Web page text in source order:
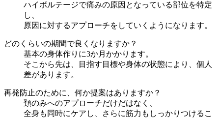
ハイボルテージで痛みの原因となっている部位を特定
し、
原因に対するアプローチをしていくようになります。
どのくらいの期間で良くなりますか？
基本の身体作りに3か月かかります。
そこから先は、目指す目標や身体の状態により、個人
差があります。
再発防止のために、何か提案はありますか？
頚のみへのアプローチだけだはなく、
全身も同時にケアし、さらに筋力もしっかりつけるこ